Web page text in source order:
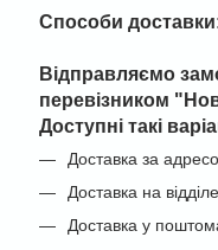
Способи
Відправляємо
перевізником "
Доступні такі
Доставка за
Доставка на
Доставка у